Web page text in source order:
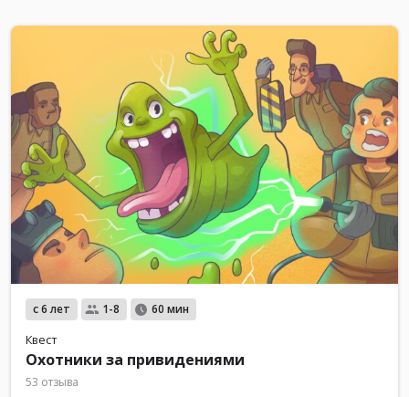
с 6 лет 1-8 60 мин
Квест
Охотники за привидениями
53 отзыва